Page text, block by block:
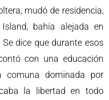
mudó de residencia,
bahía alejada en
dice que durante esos
con una educación
comuna dominada por
la libertad en todo